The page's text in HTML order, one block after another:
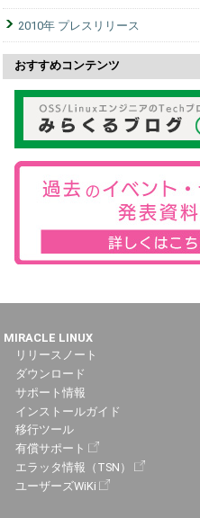
2010年 プレスリリース
おすすめコンテンツ
MIRACLE LINUX
リリースノート
ダウンロード
サポート情報
インストールガイド
移行ツール
有償サポート
エラッタ情報（TSN）
ユーザーズWiKi